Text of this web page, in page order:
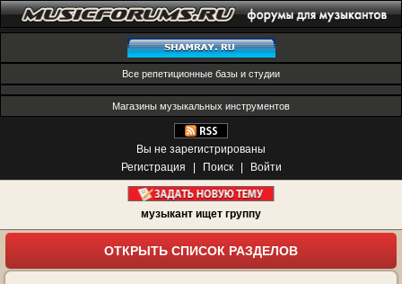
Все репетиционные базы и студии
Магазины музыкальных инструментов
Вы не зарегистрированы
Регистрация
Поиск Войти
музыкант ищет группу
ОТКРЫТЬ СПИСОК РАЗДЕЛОВ